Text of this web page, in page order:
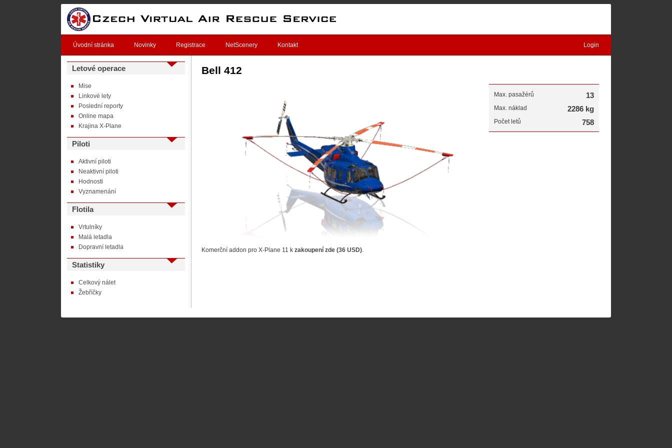
Úvodní stránka Novinky Registrace NetScenery Kontakt Login
Letové operace
Mise
Linkové lety
Poslední reporty
Online mapa
Krajina X-Plane
Piloti
Aktivní piloti
Neaktivní piloti
Hodnosti
Vyznamenání
Flotila
Vrtulníky
Malá letadla
Dopravní letadla
Statistiky
Celkový nálet
Žebříčky
Bell 412
Max. pasažérů 13
Max. náklad 2286 kg
Počet letů 758
Komerční addon pro X-Plane 11 k zakoupení zde (36 USD).